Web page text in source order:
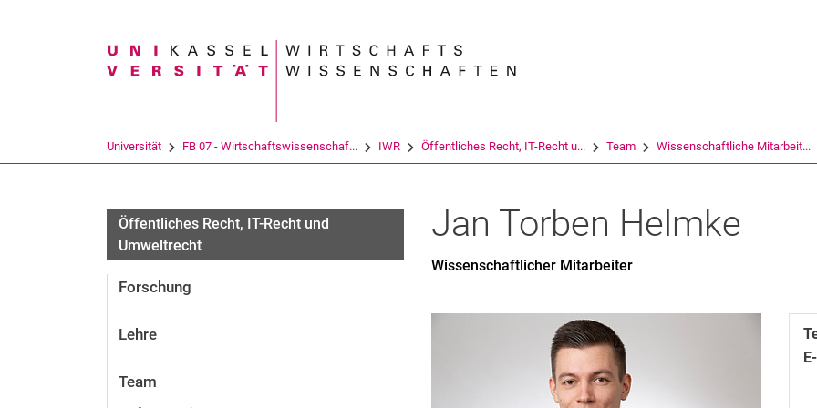
Suchbegriff
Universität FB 07 - Wirtschaftswissenschaf... IWR Öffentliches Recht, IT-Recht u... Team Wissenschaftliche Mit­ar­bei­t...
Öffentliches Recht, IT-Recht und
Umweltrecht
Forschung
Lehre
Team
Jan Torben Helmke
Wissenschaftlicher Mitarbeiter